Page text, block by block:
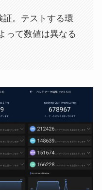
。テストする環
って数値は異なる